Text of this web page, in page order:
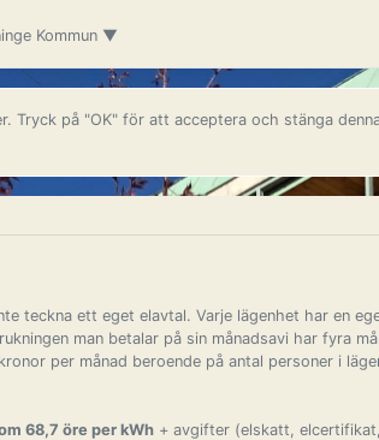
Kommun ▼
Tryck på "OK" för att acceptera och stänga
teckna ett eget elavtal. Varje lägenhet har en
man betalar på sin månadsavi har fyra
per månad beroende på antal personer i
68,7 öre per kWh + avgifter (elskatt,